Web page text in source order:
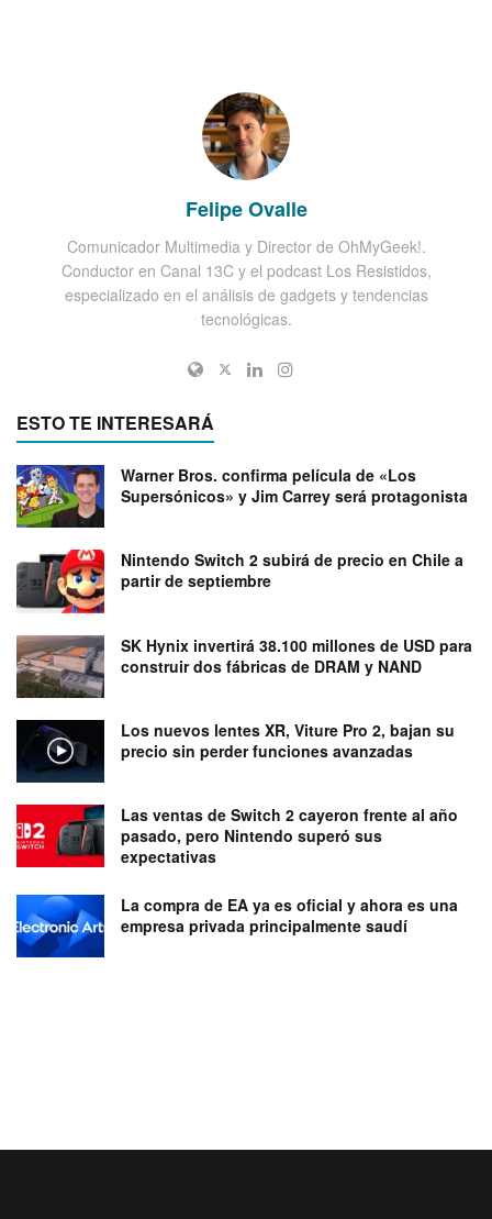
Felipe Ovalle
Comunicador Multimedia y Director de OhMyGeek!.
Conductor en Canal 13C y el podcast Los Resistidos,
especializado en el análisis de gadgets y tendencias
tecnológicas.
ESTO TE INTERESARÁ
Warner Bros. confirma película de «Los
Supersónicos» y Jim Carrey será protagonista
Nintendo Switch 2 subirá de precio en Chile a
partir de septiembre
SK Hynix invertirá 38.100 millones de USD para
construir dos fábricas de DRAM y NAND
Los nuevos lentes XR, Viture Pro 2, bajan su
precio sin perder funciones avanzadas
Las ventas de Switch 2 cayeron frente al año
pasado, pero Nintendo superó sus
expectativas
La compra de EA ya es oficial y ahora es una
empresa privada principalmente saudí